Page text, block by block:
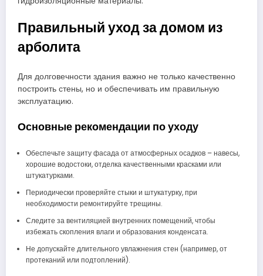
Правильный уход за домом из
арболита
Для долговечности здания важно не только качественно
построить стены, но и обеспечивать им правильную
эксплуатацию.
Основные рекомендации по уходу
Обеспечьте защиту фасада от атмосферных осадков – навесы,
хорошие водостоки, отделка качественными красками или
штукатурками.
Периодически проверяйте стыки и штукатурку, при
необходимости ремонтируйте трещины.
Следите за вентиляцией внутренних помещений, чтобы
избежать скопления влаги и образования конденсата.
Не допускайте длительного увлажнения стен (например, от
протеканий или подтоплений).